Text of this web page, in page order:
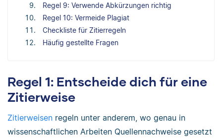
Regel 9: Verwende Abkürzungen richtig
Regel 10: Vermeide Plagiat
Checkliste für Zitierregeln
Häufig gestellte Fragen
Regel 1: Entscheide dich für eine
Zitierweise
Zitierweisen regeln unter anderem, wo genau in
wissenschaftlichen Arbeiten Quellennachweise gesetzt